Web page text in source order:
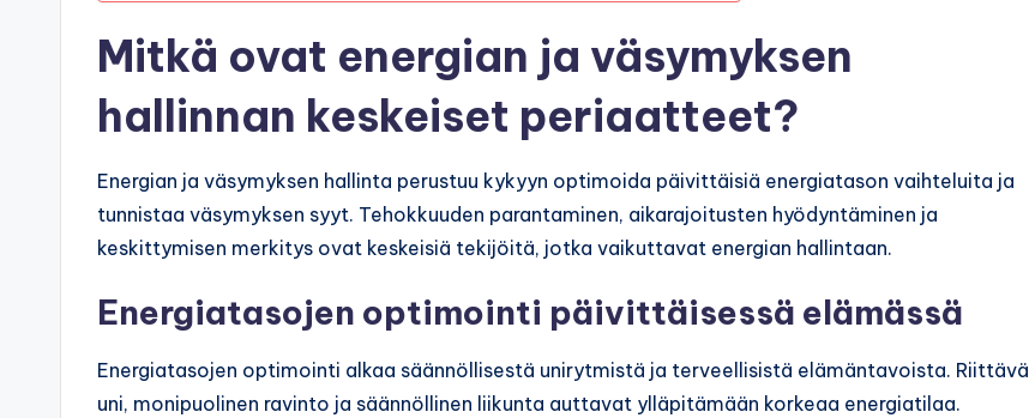
Mitkä ovat energian ja väsymyksen
hallinnan keskeiset periaatteet?
Energian ja väsymyksen hallinta perustuu kykyyn optimoida päivittäisiä energiatason vaihteluita ja
tunnistaa väsymyksen syyt. Tehokkuuden parantaminen, aikarajoitusten hyödyntäminen ja
keskittymisen merkitys ovat keskeisiä tekijöitä, jotka vaikuttavat energian hallintaan.
Energiatasojen optimointi päivittäisessä elämässä
Energiatasojen optimointi alkaa säännöllisestä unirytmistä ja terveellisistä elämäntavoista. Riittävä
uni, monipuolinen ravinto ja säännöllinen liikunta auttavat ylläpitämään korkeaa energiatilaa.